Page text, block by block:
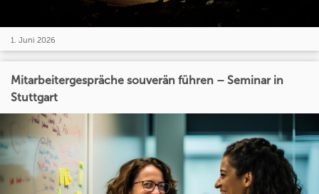
1. Juni 2026
Mitarbeitergespräche souverän führen – Seminar in
Stuttgart